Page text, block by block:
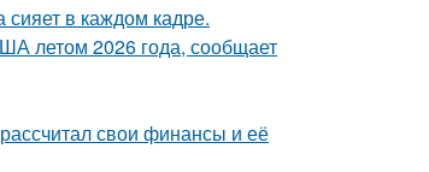
сияет в каждом кадре.
летом 2026 года, сообщает
свои финансы и её